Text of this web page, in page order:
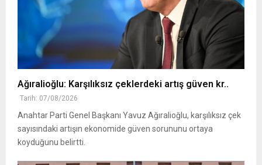
Ağıralioğlu: Karşılıksız çeklerdeki artış güven kr..
Tarih: 07/08/2026
Anahtar Parti Genel Başkanı Yavuz Ağıralioğlu, karşılıksız çek
sayısındaki artışın ekonomide güven sorununu ortaya
koyduğunu belirtti.